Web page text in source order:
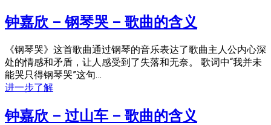
钟嘉欣 – 钢琴哭 – 歌曲的含义
《钢琴哭》这首歌曲通过钢琴的音乐表达了歌曲主人公内心深
处的情感和矛盾，让人感受到了失落和无奈。 歌词中“我并未
能哭只得钢琴哭”这句…
进一步了解
钟嘉欣 – 过山车 – 歌曲的含义